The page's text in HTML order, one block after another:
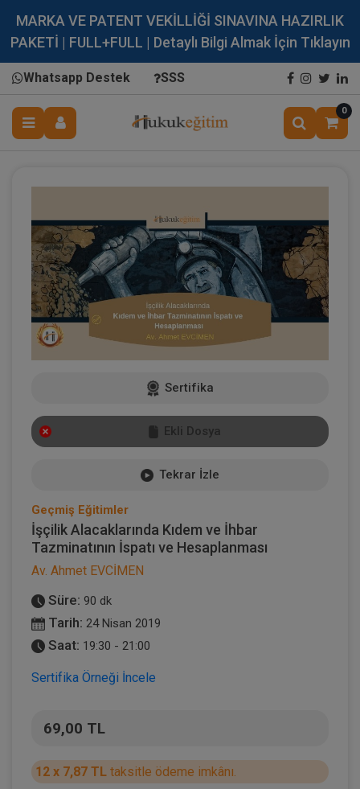
MARKA VE PATENT VEKİLLİĞİ SINAVINA HAZIRLIK
PAKETİ | FULL+FULL | Detaylı Bilgi Almak İçin Tıklayın
Whatsapp Destek SSS
0
Sertifika
Ekli Dosya
Tekrar İzle
Geçmiş Eğitimler
İşçilik Alacaklarında Kıdem ve İhbar
Tazminatının İspatı ve Hesaplanması
Av. Ahmet EVCİMEN
Süre: 90 dk
Tarih: 24 Nisan 2019
Saat: 19:30 - 21:00
Sertifika Örneği İncele
69,00 TL
12 x 7,87 TL taksitle ödeme imkânı.